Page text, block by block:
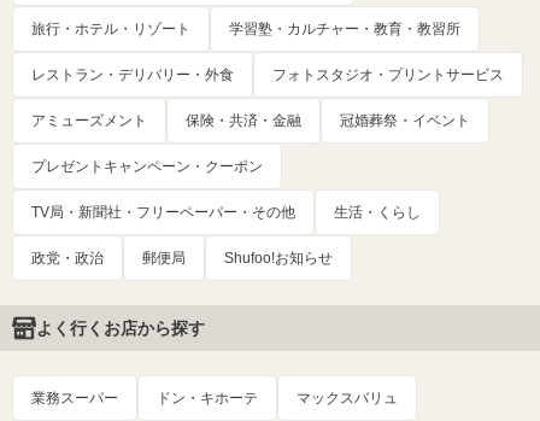
旅行・ホテル・リゾート 学習塾・カルチャー・教育・教習所
レストラン・デリバリー・外食 フォトスタジオ・プリントサービス
アミューズメント 保険・共済・金融 冠婚葬祭・イベント
プレゼントキャンペーン・クーポン
TV局・新聞社・フリーペーパー・その他 生活・くらし
政党・政治 郵便局 Shufoo!お知らせ
よく行くお店から探す
業務スーパー ドン・キホーテ マックスバリュ